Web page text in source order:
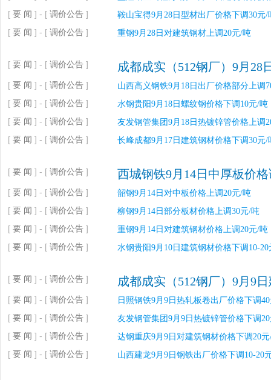
[ 要 闻 ] - [ 调价公告 ] 鞍山宝得9月28日型材出厂价格下调30元/
[ 要 闻 ] - [ 调价公告 ] 重钢9月28日对建筑钢材上调20元/吨
[ 要 闻 ] - [ 调价公告 ] 成都成实（512钢厂）9月28
[ 要 闻 ] - [ 调价公告 ] 山西高义钢铁9月18日出厂价格部分上调
[ 要 闻 ] - [ 调价公告 ] 水钢贵阳9月18日螺纹钢价格下调10元/吨
[ 要 闻 ] - [ 调价公告 ] 友发钢管集团9月18日热镀锌管价格上调
[ 要 闻 ] - [ 调价公告 ] 长峰成都9月17日建筑钢材价格下调30元/
[ 要 闻 ] - [ 调价公告 ] 西城钢铁9月14日中厚板价
[ 要 闻 ] - [ 调价公告 ] 韶钢9月14日对中板价格上调20元/吨
[ 要 闻 ] - [ 调价公告 ] 柳钢9月14日部分板材价格上调30元/吨
[ 要 闻 ] - [ 调价公告 ] 重钢9月14日对建筑钢材价格上调20元/吨
[ 要 闻 ] - [ 调价公告 ] 水钢贵阳9月10日建筑钢材价格下调10-20
[ 要 闻 ] - [ 调价公告 ] 成都成实（512钢厂）9月9
[ 要 闻 ] - [ 调价公告 ] 日照钢铁9月9日热轧板卷出厂价格下调
[ 要 闻 ] - [ 调价公告 ] 友发钢管集团9月9日热镀锌管价格下调
[ 要 闻 ] - [ 调价公告 ] 达钢重庆9月9日对建筑钢材价格下调20
[ 要 闻 ] - [ 调价公告 ] 山西建龙9月9日钢铁出厂价格下调10-20